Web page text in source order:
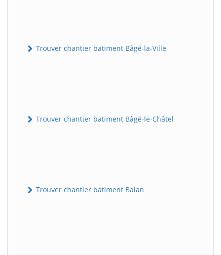
Trouver chantier batiment Bâgé-la-Ville
Trouver chantier batiment Bâgé-le-Châtel
Trouver chantier batiment Balan